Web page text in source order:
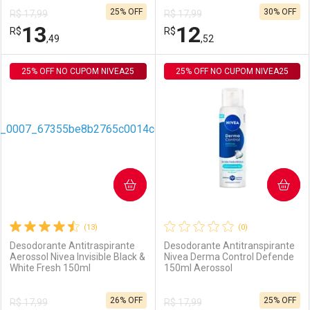
Comprar sem Desconto
Por R$ 23,42/cada
Comprar sem Desconto
Por R$ 23,42/cada
Comprar sem Desconto
Por R$ 23,42/cada
Comprar sem Desconto
Por R$ 23,42/cada
R$ 17,99
R$13,49
25% OFF
FECHAR
FECHAR
R$ 17,99
R$12,52
30% OFF
Laboratório
Por Menos
(13)
Desodorante Antitraspirante
Aerossol Nivea Invisible Black &
White Fresh 150ml
25% OFF NO CUPOM NIVEA25
R$ 17,99
26% OFF
COMPRAR
(0)
Desodorante Antitranspirante
Nivea Derma Control Defende
150ml Aerossol
25% OFF NO CUPOM NIVEA25
R$ 17,99
25% OFF
COMPRAR